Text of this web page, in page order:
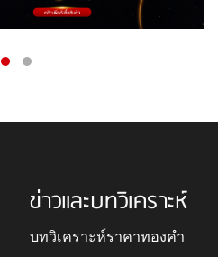
ข่าวและบทวิเคราะห์
บทวิเคราะห์ราคาทองคำ